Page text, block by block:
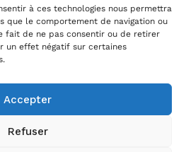
à ces technologies nous permettra
que le comportement de navigation ou
fait de ne pas consentir ou de retirer
un effet négatif sur certaines
Accepter
Refuser